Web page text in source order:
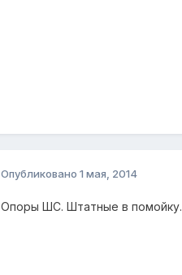
Опубликовано 1 мая, 2014
Опоры ШС. Штатные в помойку.